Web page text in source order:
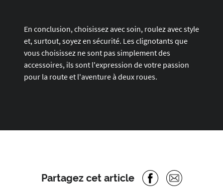
En conclusion, choisissez avec soin, roulez avec style
et, surtout, soyez en sécurité. Les clignotants que
vous choisissez ne sont pas simplement des
accessoires, ils sont l'expression de votre passion
pour la route et l'aventure à deux roues.
Partagez cet article